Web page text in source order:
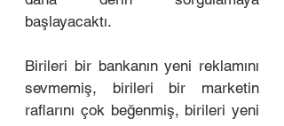
başlayacaktı.
Birileri bir bankanın yeni reklamını
sevmemiş, birileri bir marketin
raflarını çok beğenmiş, birileri yeni